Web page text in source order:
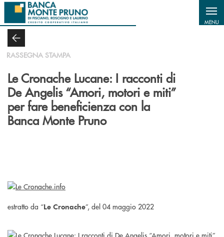
Salta al contenuto principale
MENU
RASSEGNA STAMPA
Le Cronache Lucane: I racconti di
De Angelis “Amori, motori e miti”
per fare beneficienza con la
Banca Monte Pruno
estratto da “Le Cronache”, del 04 maggio 2022